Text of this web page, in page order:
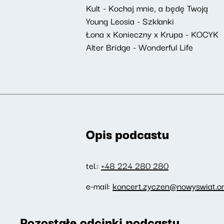
Kult - Kochaj mnie, a będę Twoją
Young Leosia - Szklanki
Łona x Konieczny x Krupa - KOCYK
Alter Bridge - Wonderful Life
Opis podcastu
tel.: +48 224 280 280
e-mail: